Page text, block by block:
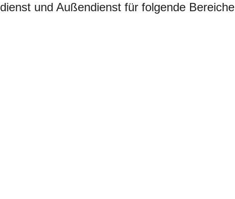
und Außendienst für folgende Bereiche